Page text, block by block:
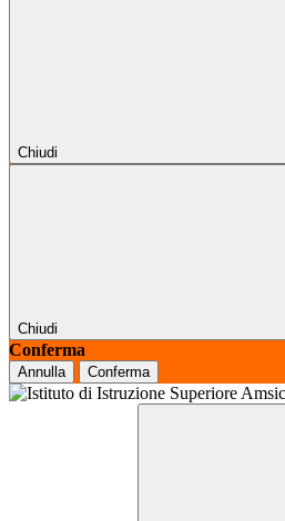
Chiudi
Chiudi
Conferma
Annulla Conferma